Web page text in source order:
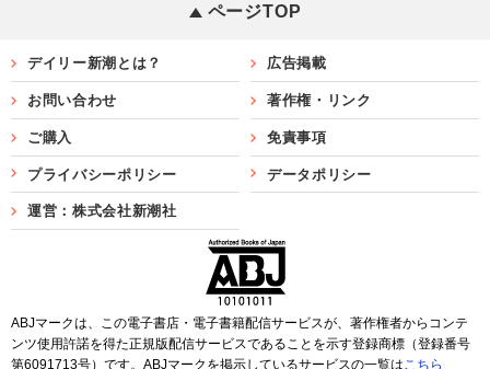
ページTOP
デイリー新潮とは？ 広告掲載
お問い合わせ 著作権・リンク
ご購入 免責事項
プライバシーポリシー データポリシー
運営：株式会社新潮社
ABJマークは、この電子書店・電子書籍配信サービスが、著作権者からコンテ
ンツ使用許諾を得た正規版配信サービスであることを示す登録商標（登録番号
第6091713号）です。ABJマークを掲示しているサービスの一覧はこちら